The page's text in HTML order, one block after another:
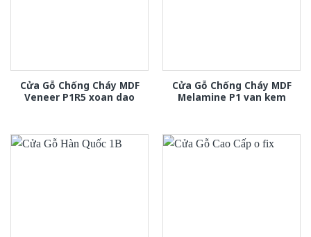
Cửa Gỗ Chống Cháy MDF
Veneer P1R5 xoan dao
Cửa Gỗ Chống Cháy MDF
Melamine P1 van kem